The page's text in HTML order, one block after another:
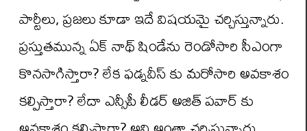
పార్టీలు, ప్రజలు కూడా ఇదే విషయమై చర్చిస్తున్నారు.
ప్రస్తుతమున్న ఏక్ నాథ్ షిండేను రెండోసారి సీఎంగా
కొనసాగిస్తారా? లేక ఫడ్నవీస్ కు మరోసారి అవకాశం
కల్పిస్తారా? లేదా ఎన్సీపీ లీడర్ అజిత్ పవార్ కు